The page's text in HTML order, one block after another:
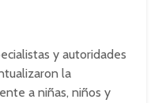
y autoridades
la
a niñas, niños y